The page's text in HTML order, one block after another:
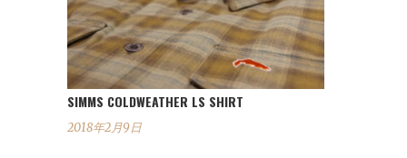
SIMMS COLDWEATHER LS SHIRT
2018年2月9日